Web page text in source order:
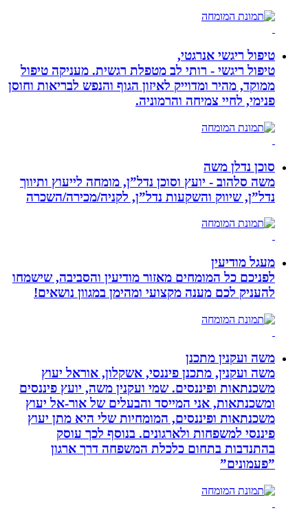
טיפול ריגשי אנרגטי,
טיפול ריגשי - רותי לב מטפלת רגשית. מעניקה טיפול
ממוקד, מהיר ומדוייק לאיזון הגוף והנפש לבריאות וחוסן
פנימי, לחיי צמיחה והרמוניה.
סוכן נדלן משה
משה סלהוב - יועץ וסוכן נדל”ן, מומחה לייעוץ ותיווך
נדל”ן, שיווק והשקעות נדל”ן, לקניה/מכירה/השכרה
מעגל מודיעין
לפניכם כל המומחים מאזור מודיעין והסביבה, שישמחו
להעניק לכם מענה מקצועי ומהימן במגוון נושאים!
משה ועקנין מתכנן
משה ועקנין, מתכנן פיננסי, אשקלון, אוראל יעוץ
משכנתאות ופיננסים. שמי ועקנין משה, יועץ פיננסים
ומשכנתאות, אני המייסד והבעלים של אור-אל יעוץ
משכנתאות ופיננסים, המומחיות שלי היא מתן יעוץ
פיננסי למשפחות ולארגונים. בנוסף לכך עוסק
בהתנדבות בתחום כלכלת המשפחה דרך ארגון
”פעמונים”